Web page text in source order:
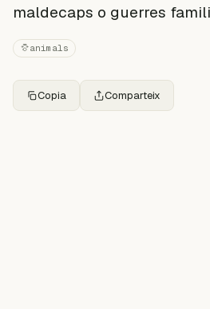
maldecaps o guerres
animals
Copia Comparteix